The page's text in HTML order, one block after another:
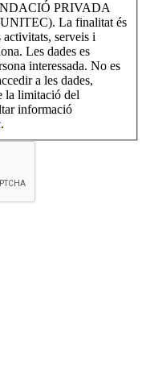
PRIVADA
La finalitat és
serveis i
Les dades es
interessada. No es
a les dades,
la limitació del
informació
.